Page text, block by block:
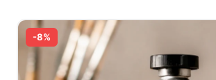
-8%